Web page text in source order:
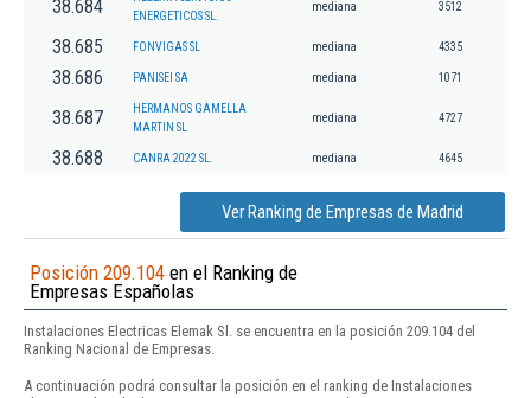
38.684
ENERGETICOS SL.
mediana 3512
38.685 FONVIGAS SL mediana 4335
38.686 PANISEI SA mediana 1071
38.687
HERMANOS GAMELLA
MARTIN SL
mediana 4727
38.688 CANRA 2022 SL. mediana 4645
Ver Ranking de Empresas de Madrid
Posición 209.104 en el Ranking de
Empresas Españolas
Instalaciones Electricas Elemak Sl. se encuentra en la posición 209.104 del
Ranking Nacional de Empresas.
A continuación podrá consultar la posición en el ranking de Instalaciones